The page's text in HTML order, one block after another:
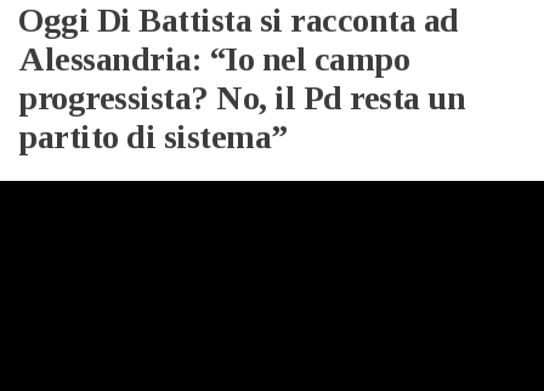
Oggi Di Battista si racconta ad
Alessandria: “Io nel campo
progressista? No, il Pd resta un
partito di sistema”